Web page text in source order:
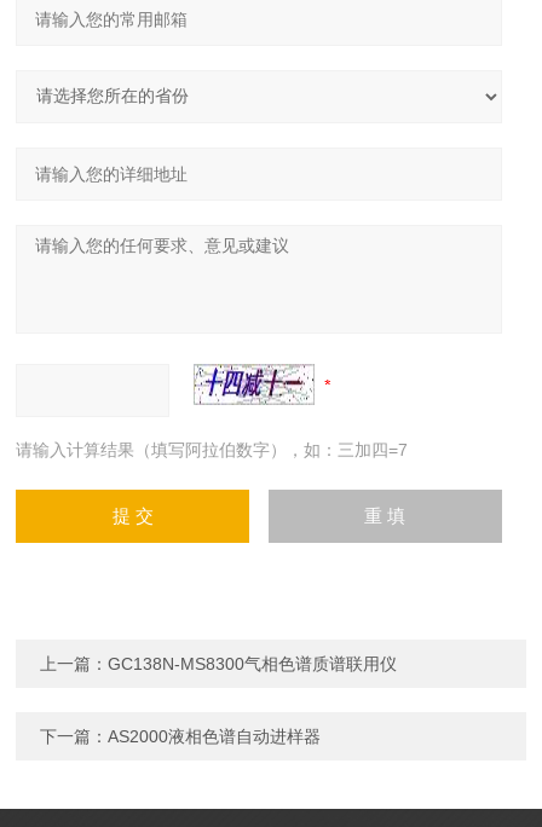
请输入计算结果（填写阿拉伯数字），如：三加四=7
上一篇：GC138N-MS8300气相色谱质谱联用仪
下一篇：AS2000液相色谱自动进样器